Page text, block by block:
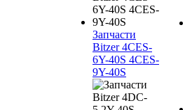
Запчасти
Bitzer 4CES-
6Y-40S 4CES-
9Y-40S